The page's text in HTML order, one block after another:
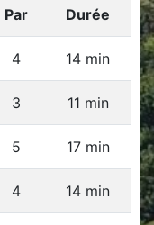
Par Durée
4 14 min
3 11 min
5 17 min
4 14 min